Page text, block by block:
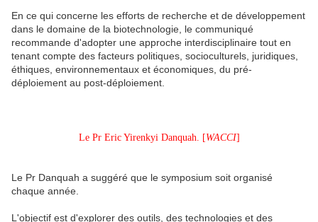
En ce qui concerne les efforts de recherche et de développement
dans le domaine de la biotechnologie, le communiqué
recommande d'adopter une approche interdisciplinaire tout en
tenant compte des facteurs politiques, socioculturels, juridiques,
éthiques, environnementaux et économiques, du pré-
déploiement au post-déploiement.
Le Pr Eric Yirenkyi Danquah. [WACCI]
Le Pr Danquah a suggéré que le symposium soit organisé
chaque année.
L'objectif est d'explorer des outils, des technologies et des